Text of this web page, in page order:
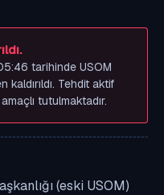
tarihinde USOM
Tehdit aktif
tutulmaktadır.
(eski USOM)